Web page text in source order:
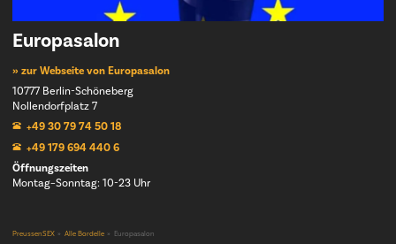
Europasalon
» zur Webseite von Europasalon
10777 Berlin-Schöneberg
Nollendorfplatz 7
+49 30 79 74 50 18
+49 179 694 440 6
Öffnungszeiten
Montag–Sonntag: 10-23 Uhr
PreussenSEX Alle Bordelle Europasalon